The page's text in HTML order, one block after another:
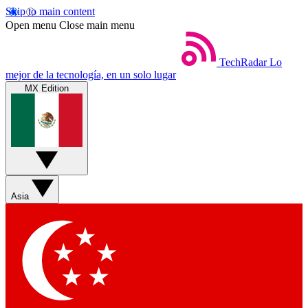
Skip to main content
Open menu Close main menu
TechRadar Lo
mejor de la tecnología, en un solo lugar
MX Edition
Asia